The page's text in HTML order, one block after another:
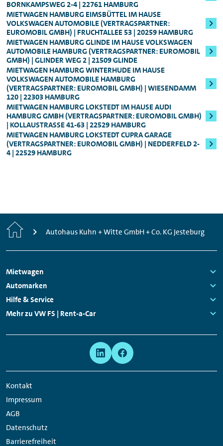
Mindestalter: 25 Jahre, Führerscheinbesitz:
Mind. 3 Jahre:
Für alle Audi S-Modelle, Fahrzeuge der
Oberklasse, sowie für den Audi e-tron
Genauere Informationen zum Mindestalter
können Ihnen jederzeit unsere
Mitarbeitenden vor Ort geben.
vorlegen müssen und nicht mit EC-Karte
zahlen können.
Sicherheitsleistung, die sich nach der
Fahrzeugklasseberechnet (in der Regel
250,00 bzw. 800,00 Euro). Die
Sicherheitsleistung erhalten Sie nach Ende
des Mietzeitraums natürlich umgehend
zurück.
BORNKAMPSWEG 2-4 | 22761 HAMBURG
MIETWAGEN HAMBURG EIMSBÜTTEL IM HAUSE
VOLKSWAGEN AUTOMOBILE (VERTRAGSPARTNER:
EUROMOBIL GMBH) | FRUCHTALLEE 53 | 20259 HAMBURG
MIETWAGEN HAMBURG GLINDE IM HAUSE VOLKSWAGEN
AUTOMOBILE HAMBURG (VERTRAGSPARTNER: EUROMOBIL
GMBH) | GLINDER WEG 2 | 21509 GLINDE
MIETWAGEN HAMBURG WINTERHUDE IM HAUSE
VOLKSWAGEN AUTOMOBILE HAMBURG
(VERTRAGSPARTNER: EUROMOBIL GMBH) | WIESENDAMM
120 | 22303 HAMBURG
MIETWAGEN HAMBURG LOKSTEDT IM HAUSE AUDI
HAMBURG GMBH (VERTRAGSPARTNER: EUROMOBIL GMBH)
| KOLLAUSTRASSE 41-63 | 22529 HAMBURG
MIETWAGEN HAMBURG LOKSTEDT CUPRA GARAGE
(VERTRAGSPARTNER: EUROMOBIL GMBH) | NEDDERFELD 2-
4 | 22529 HAMBURG
Start Autohaus Kuhn + Witte GmbH + Co. KG Jesteburg
Footer
Navigation
Mietwagen
Links:
Automarken
Links:
Hilfe & Service
Links:
Mehr zu VW FS | Rent-a-Car
Kontakt
Impressum
AGB
Datenschutz
Barrierefreiheit
Network
Links